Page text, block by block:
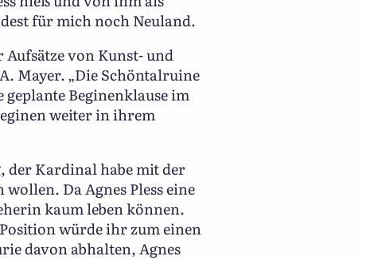
für mich noch Neuland.
von Kunst- und
Mayer. „Die Schöntalruine
Beginenklause im
weiter in ihrem
der Kardinal habe mit der
Da Agnes Pless eine
kaum leben können.
würde ihr zum einen
davon abhalten, Agnes